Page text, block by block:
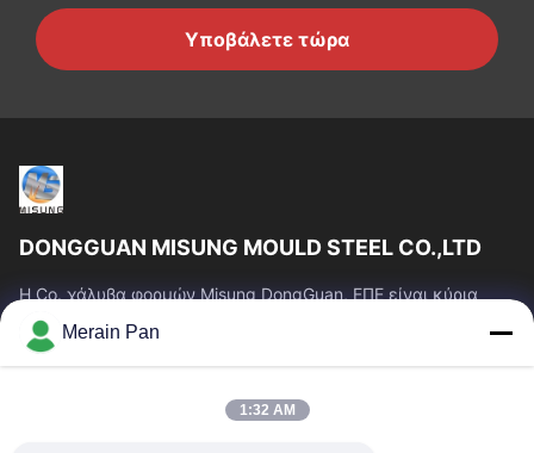
Υποβάλετε τώρα
DONGGUAN MISUNG MOULD STEEL CO.,LTD
Η Co. χάλυβα φορμών Misung DongGuan, ΕΠΕ είναι κύρια
επιχείρηση του ανεφοδιασμού που ο πλαστικός χάλυβας
κύβων, καυτός χάλυβας εργασίας, κρύος...
Γρήγοροι Σύνδεσμοι
Προϊόντα
Merain Pan
1:32 AM